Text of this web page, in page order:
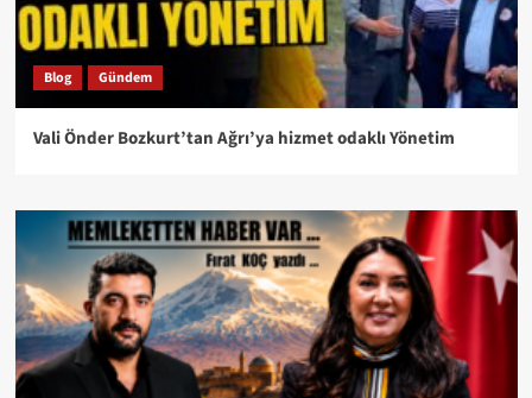
Blog Gündem
Vali Önder Bozkurt’tan Ağrı’ya hizmet odaklı Yönetim